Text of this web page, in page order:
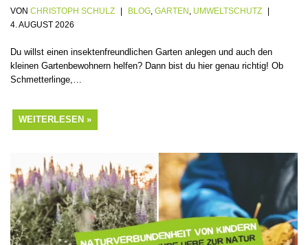
VON CHRISTOPH SCHULZ BLOG GARTEN
UMWELTSCHUTZ
4. AUGUST 2026
Du willst einen insektenfreundlichen Garten anlegen und auch den
kleinen Gartenbewohnern helfen? Dann bist du hier genau richtig! Ob
Schmetterlinge,…
WEITERLESEN »